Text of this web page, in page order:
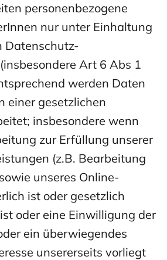
personenbezogene
nur unter Einhaltung
Datenschutz-
Art 6 Abs 1
werden Daten
einer gesetzlichen
insbesondere wenn
zur Erfüllung unserer
(z.B. Bearbeitung
unseres Online-
ist oder gesetzlich
oder eine Einwilligung der
ein überwiegendes
unsererseits vorliegt